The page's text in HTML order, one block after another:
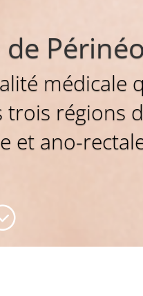
médicale
régions
et ano-